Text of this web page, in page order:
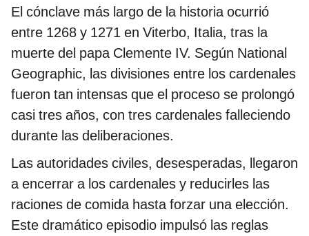
El cónclave más largo de la historia ocurrió
entre 1268 y 1271 en Viterbo, Italia, tras la
muerte del papa Clemente IV. Según National
Geographic, las divisiones entre los cardenales
fueron tan intensas que el proceso se prolongó
casi tres años, con tres cardenales falleciendo
durante las deliberaciones.
Las autoridades civiles, desesperadas, llegaron
a encerrar a los cardenales y reducirles las
raciones de comida hasta forzar una elección.
Este dramático episodio impulsó las reglas